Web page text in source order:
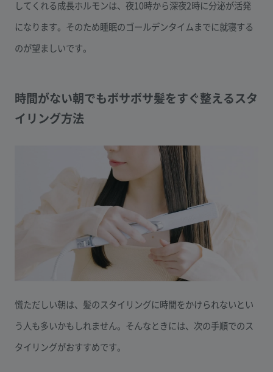
してくれる成長ホルモンは、夜10時から深夜2時に分泌が活発
になります。そのため睡眠のゴールデンタイムまでに就寝する
のが望ましいです。
時間がない朝でもボサボサ髪をすぐ整えるスタ
イリング方法
慌ただしい朝は、髪のスタイリングに時間をかけられないとい
う人も多いかもしれません。そんなときには、次の手順でのス
タイリングがおすすめです。